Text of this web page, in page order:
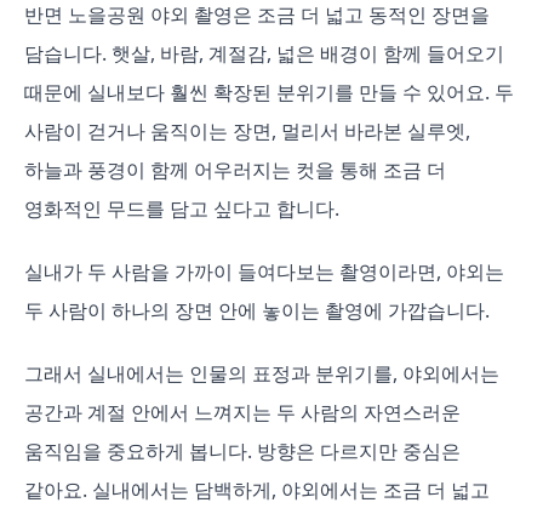
반면 노을공원 야외 촬영은 조금 더 넓고 동적인 장면을
담습니다. 햇살, 바람, 계절감, 넓은 배경이 함께 들어오기
때문에 실내보다 훨씬 확장된 분위기를 만들 수 있어요. 두
사람이 걷거나 움직이는 장면, 멀리서 바라본 실루엣,
하늘과 풍경이 함께 어우러지는 컷을 통해 조금 더
영화적인 무드를 담고 싶다고 합니다.
실내가 두 사람을 가까이 들여다보는 촬영이라면, 야외는
두 사람이 하나의 장면 안에 놓이는 촬영에 가깝습니다.
그래서 실내에서는 인물의 표정과 분위기를, 야외에서는
공간과 계절 안에서 느껴지는 두 사람의 자연스러운
움직임을 중요하게 봅니다. 방향은 다르지만 중심은
같아요. 실내에서는 담백하게, 야외에서는 조금 더 넓고